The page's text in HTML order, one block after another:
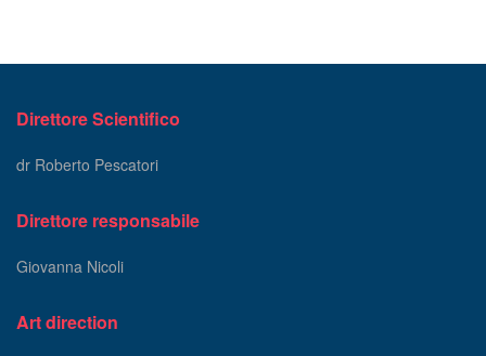
Direttore Scientifico
dr Roberto Pescatori
Direttore responsabile
Giovanna Nicoli
Art direction